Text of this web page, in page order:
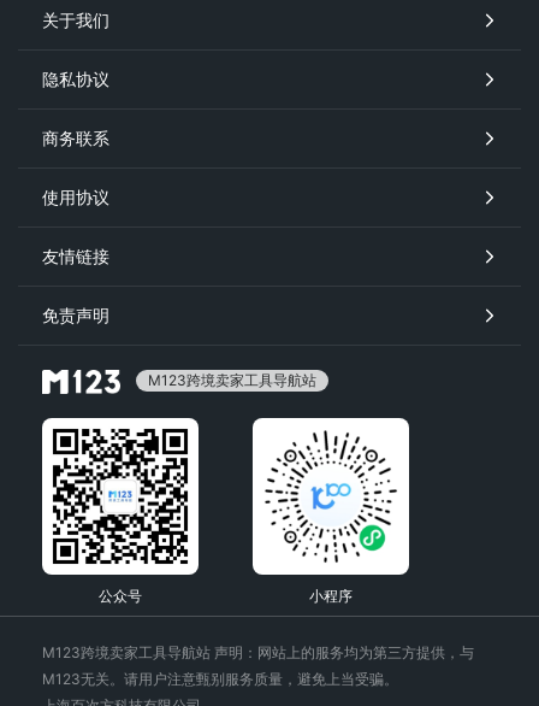
关于我们
隐私协议
商务联系
使用协议
友情链接
免责声明
M123跨境卖家工具导航站
公众号 小程序
M123跨境卖家工具导航站 声明：网站上的服务均为第三方提供，与
M123无关。请用户注意甄别服务质量，避免上当受骗。